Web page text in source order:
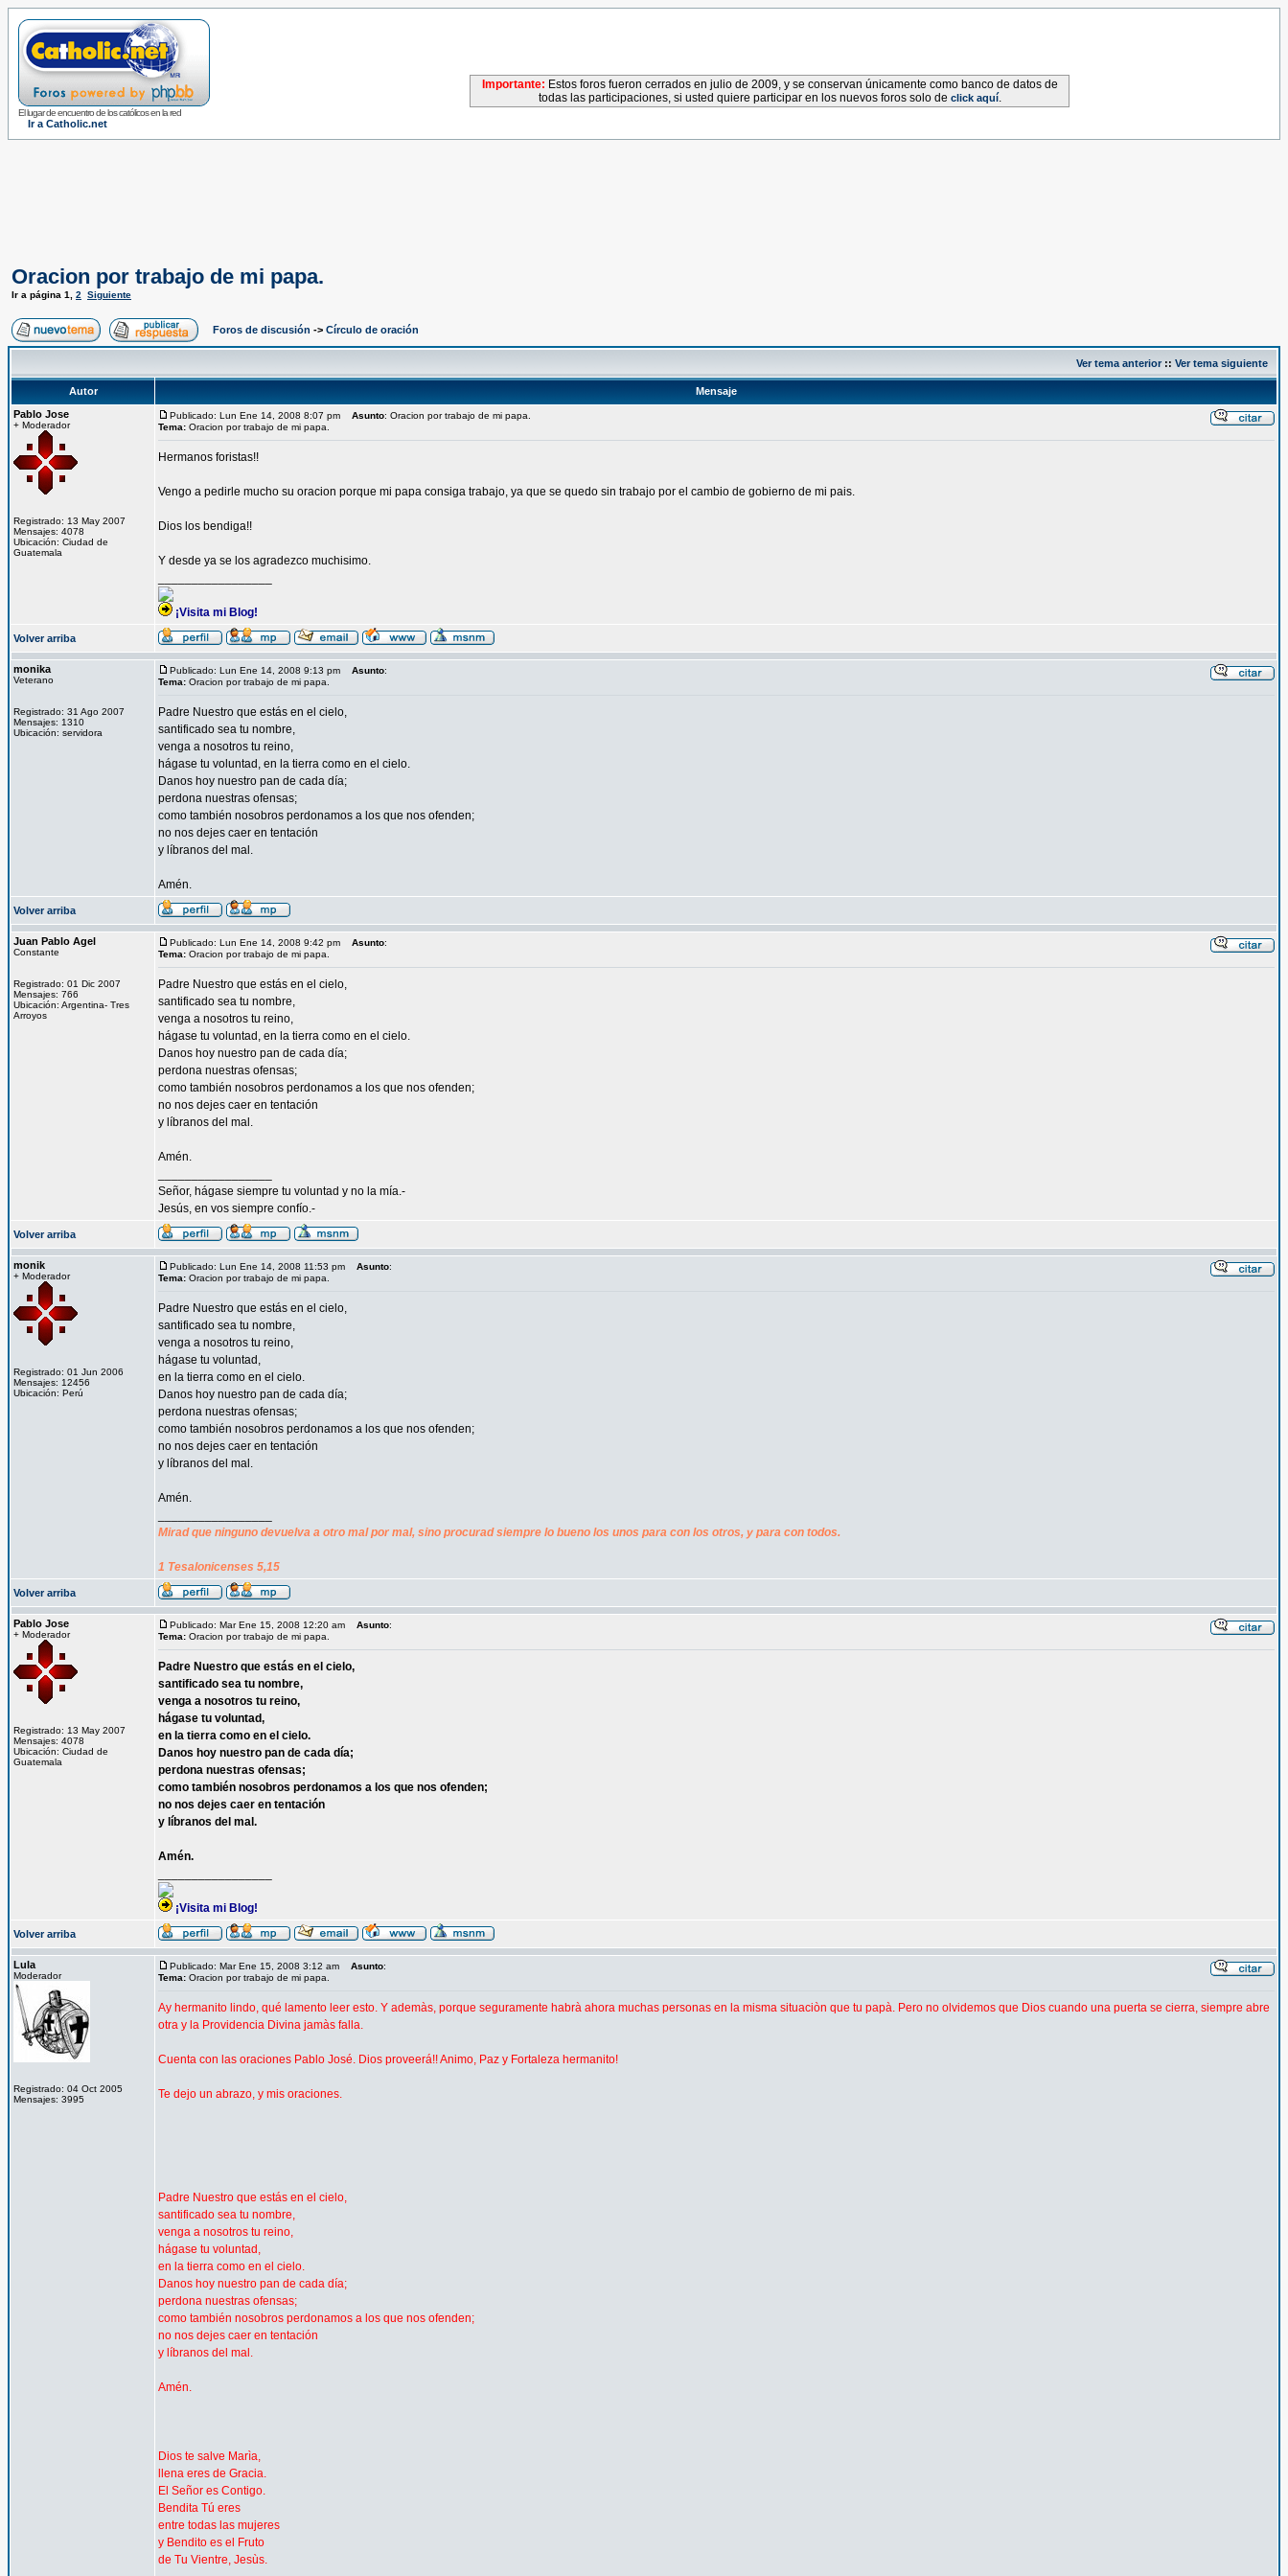
El lugar de encuentro de los católicos en la red
Ir a Catholic.net
Importante: Estos foros fueron cerrados en julio de 2009, y se conservan únicamente como banco de datos de
todas las participaciones, si usted quiere participar en los nuevos foros solo de click aquí.
Oracion por trabajo de mi papa.
Ir a página 1 2 Siguiente
Foros de discusión -> Círculo de oración
Ver tema anterior:: Ver tema siguiente
Autor
Mensaje
Pablo Jose
+ Moderador
Registrado: 13 May 2007
Mensajes: 4078
Ubicación: Ciudad de
Guatemala
Publicado: Lun Ene 14, 2008 8:07 pm Asunto: Oracion por trabajo de mi papa.
Tema: Oracion por trabajo de mi papa.
Hermanos foristas!!
Vengo a pedirle mucho su oracion porque mi papa consiga trabajo, ya que se quedo sin trabajo por el cambio de gobierno de mi pais.
Dios los bendiga!!
Y desde ya se los agradezco muchisimo.
¡Visita mi Blog!
Volver arriba
monika
Veterano
Registrado: 31 Ago 2007
Mensajes: 1310
Ubicación: servidora
Publicado: Lun Ene 14, 2008 9:13 pm Asunto:
Tema: Oracion por trabajo de mi papa.
Padre Nuestro que estás en el cielo,
santificado sea tu nombre,
venga a nosotros tu reino,
hágase tu voluntad, en la tierra como en el cielo.
Danos hoy nuestro pan de cada día;
perdona nuestras ofensas;
como también nosobros perdonamos a los que nos ofenden;
no nos dejes caer en tentación
y líbranos del mal.
Amén.
Volver arriba
Juan Pablo Agel
Constante
Registrado: 01 Dic 2007
Mensajes: 766
Ubicación: Argentina- Tres
Arroyos
Publicado: Lun Ene 14, 2008 9:42 pm Asunto:
Tema: Oracion por trabajo de mi papa.
Padre Nuestro que estás en el cielo,
santificado sea tu nombre,
venga a nosotros tu reino,
hágase tu voluntad, en la tierra como en el cielo.
Danos hoy nuestro pan de cada día;
perdona nuestras ofensas;
como también nosobros perdonamos a los que nos ofenden;
no nos dejes caer en tentación
y líbranos del mal.
Amén.
Señor, hágase siempre tu voluntad y no la mía.-
Jesús, en vos siempre confío.-
Volver arriba
monik
+ Moderador
Registrado: 01 Jun 2006
Mensajes: 12456
Ubicación: Perú
Publicado: Lun Ene 14, 2008 11:53 pm Asunto:
Tema: Oracion por trabajo de mi papa.
Padre Nuestro que estás en el cielo,
santificado sea tu nombre,
venga a nosotros tu reino,
hágase tu voluntad,
en la tierra como en el cielo.
Danos hoy nuestro pan de cada día;
perdona nuestras ofensas;
como también nosobros perdonamos a los que nos ofenden;
no nos dejes caer en tentación
y líbranos del mal.
Amén.
Mirad que ninguno devuelva a otro mal por mal, sino procurad siempre lo bueno los unos para con los otros, y para con todos.
1 Tesalonicenses 5,15
Volver arriba
Pablo Jose
+ Moderador
Registrado: 13 May 2007
Mensajes: 4078
Ubicación: Ciudad de
Guatemala
Publicado: Mar Ene 15, 2008 12:20 am Asunto:
Tema: Oracion por trabajo de mi papa.
Padre Nuestro que estás en el cielo,
santificado sea tu nombre,
venga a nosotros tu reino,
hágase tu voluntad,
en la tierra como en el cielo.
Danos hoy nuestro pan de cada día;
perdona nuestras ofensas;
como también nosobros perdonamos a los que nos ofenden;
no nos dejes caer en tentación
y líbranos del mal.
Amén.
¡Visita mi Blog!
Volver arriba
Lula
Moderador
Registrado: 04 Oct 2005
Mensajes: 3995
Publicado: Mar Ene 15, 2008 3:12 am Asunto:
Tema: Oracion por trabajo de mi papa.
Ay hermanito lindo, qué lamento leer esto. Y ademàs, porque seguramente habrà ahora muchas personas en la misma situaciòn que tu papà. Pero no olvidemos que Dios cuando una puerta se cierra, siempre abre
otra y la Providencia Divina jamàs falla.
Cuenta con las oraciones Pablo José. Dios proveerá!! Animo, Paz y Fortaleza hermanito!
Te dejo un abrazo, y mis oraciones.
Padre Nuestro que estás en el cielo,
santificado sea tu nombre,
venga a nosotros tu reino,
hágase tu voluntad,
en la tierra como en el cielo.
Danos hoy nuestro pan de cada día;
perdona nuestras ofensas;
como también nosobros perdonamos a los que nos ofenden;
no nos dejes caer en tentación
y líbranos del mal.
Amén.
Dios te salve Marìa,
llena eres de Gracia.
El Señor es Contigo.
Bendita Tú eres
entre todas las mujeres
y Bendito es el Fruto
de Tu Vientre, Jesùs.